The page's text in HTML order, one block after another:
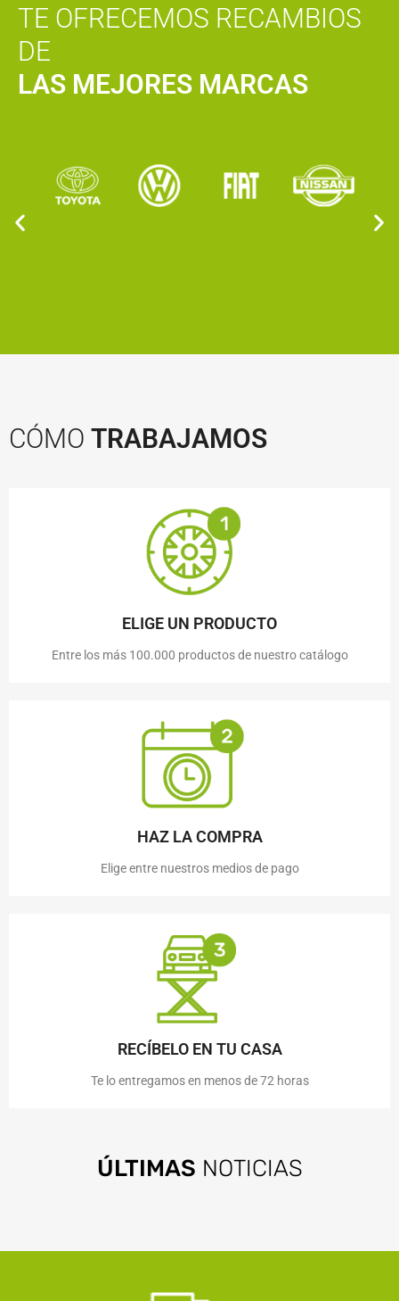
TE OFRECEMOS RECAMBIOS
DE
LAS MEJORES MARCAS
CÓMO TRABAJAMOS
ELIGE UN PRODUCTO
Entre los más 100.000 productos de nuestro catálogo
HAZ LA COMPRA
Elige entre nuestros medios de pago
RECÍBELO EN TU CASA
Te lo entregamos en menos de 72 horas
ÚLTIMAS NOTICIAS